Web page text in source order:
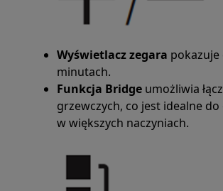
Wyświetlacz zegara pokazuje
minutach.
Funkcja Bridge umożliwia
grzewczych, co jest idealne
w większych naczyniach.